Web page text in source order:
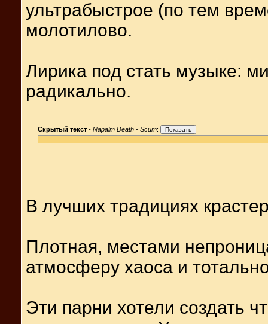
ультрабыстрое (по тем
молотилово.
Лирика под стать музыке:
радикально.
Скрытый текст - Napalm Death - Scum:
В лучших традициях
Плотная, местами
атмосферу хаоса и
Эти парни хотели создать